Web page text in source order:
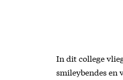
In dit college
smileybendes en